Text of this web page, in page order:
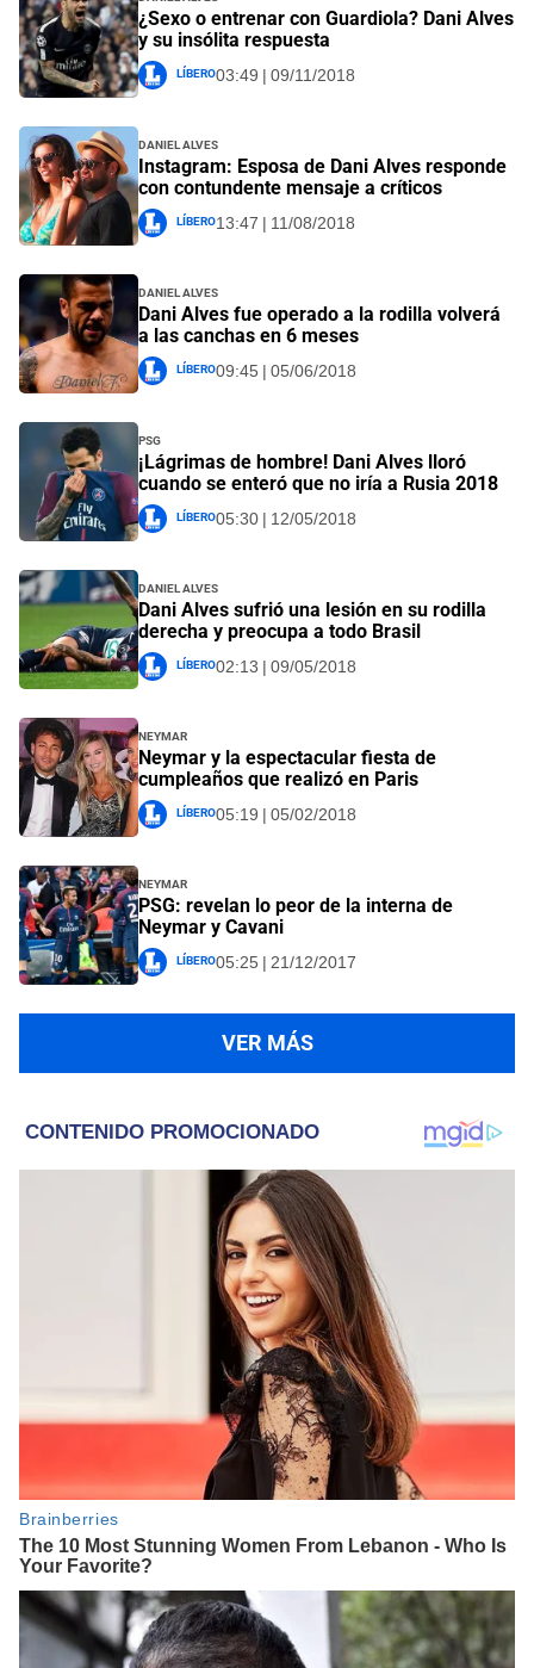
¿Sexo o entrenar con Guardiola? Dani Alves
y su insólita respuesta
Líbero03:49 | 09/11/2018
Daniel Alves
Instagram: Esposa de Dani Alves responde
con contundente mensaje a críticos
Líbero13:47 | 11/08/2018
Daniel Alves
Dani Alves fue operado a la rodilla volverá
a las canchas en 6 meses
Líbero09:45 | 05/06/2018
PSG
¡Lágrimas de hombre! Dani Alves lloró
cuando se enteró que no iría a Rusia 2018
Líbero05:30 | 12/05/2018
Daniel Alves
Dani Alves sufrió una lesión en su rodilla
derecha y preocupa a todo Brasil
Líbero02:13 | 09/05/2018
Neymar
Neymar y la espectacular fiesta de
cumpleaños que realizó en Paris
Líbero05:19 | 05/02/2018
Neymar
PSG: revelan lo peor de la interna de
Neymar y Cavani
Líbero05:25 | 21/12/2017
VER MÁS